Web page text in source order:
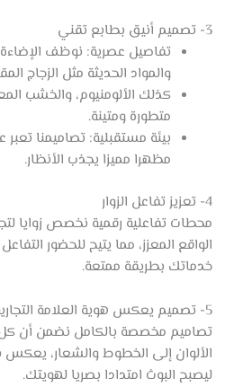
3- تصميم أنيق بطابع تقني
تفاصيل عصرية: نوظف
والمواد الحديثة مثل الزجاج
كذلك الألومنيوم، والخشب
متطورة ومتينة.
بيئة مستقبلية: تصاميمنا تعبر
مظهرا مميزا يجذب الأنظار.
4- تعزيز تفاعل الزوار
محطات تفاعلية رقمية نخصص زوايا
الواقع المعزز، مما يتيح للحضور
خدماتك بطريقة ممتعة.
5- تصميم يعكس هوية العلامة التجارية
تصاميم مخصصة بالكامل نضمن أن كل
الألوان إلى الخطوط والشعار،
ليصبح البوث امتدادا بصريا لهويتك.